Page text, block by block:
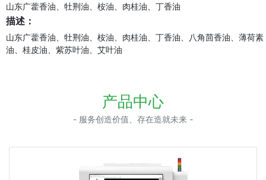
山东广藿香油、牡荆油、桉油、肉桂油、丁香油
描述：
山东广藿香油、牡荆油、桉油、肉桂油、丁香油、八角茴香油、薄荷素
油、桂皮油、紫苏叶油、艾叶油
产品中心
- 服务创造价值、存在造就未来 -